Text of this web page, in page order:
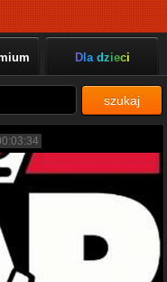
Dla dzieci
szukaj